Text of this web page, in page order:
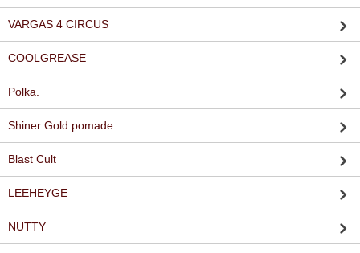
VARGAS 4 CIRCUS
COOLGREASE
Polka.
Shiner Gold pomade
Blast Cult
LEEHEYGE
NUTTY